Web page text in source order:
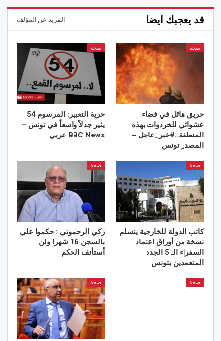
قد يعجبك ايضا المزيد عن المؤلف
صحة
حريق هائل في فضاء
عشوائي للخردوات بهذه
المنطقة..#خبر_عاجل –
المصدر تونس
صحة
حرية التعبير: المرسوم 54
يثير جدلاً واسعاً في تونس –
BBC News عربي
صحة
كاتب الدولة للخارجية يتسلم
نسخة من أوراق اعتماد
السفراء الـ 5 الجدد
المتعمدين بتونس
صحة
زكي الرحموني : حكموا علي
بالسجن 16 شهرا ولن
أستأنف الحكم
صحة صحة